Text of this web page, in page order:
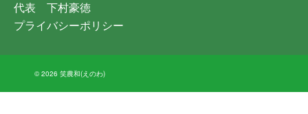
代表 下村豪徳
プライバシーポリシー
© 2026 笑農和(えのわ)